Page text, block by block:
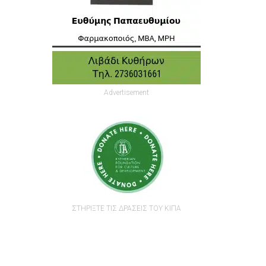
Advertisement
ΣΤΗΡΙΞΤΕ ΤΙΣ ΔΡΑΣΕΙΣ ΤΟΥ ΚΙΠΑ